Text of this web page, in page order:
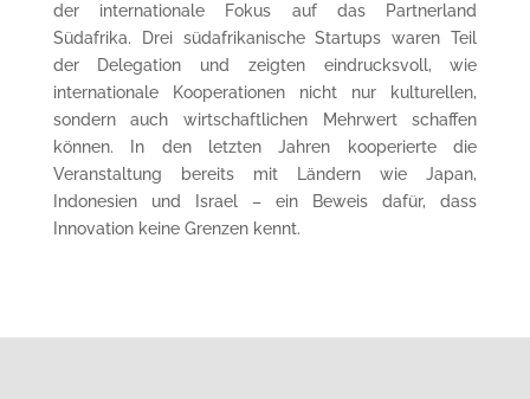
der internationale Fokus auf das Partnerland
Südafrika. Drei südafrikanische Startups waren Teil
der Delegation und zeigten eindrucksvoll, wie
internationale Kooperationen nicht nur kulturellen,
sondern auch wirtschaftlichen Mehrwert schaffen
können. In den letzten Jahren kooperierte die
Veranstaltung bereits mit Ländern wie Japan,
Indonesien und Israel – ein Beweis dafür, dass
Innovation keine Grenzen kennt.